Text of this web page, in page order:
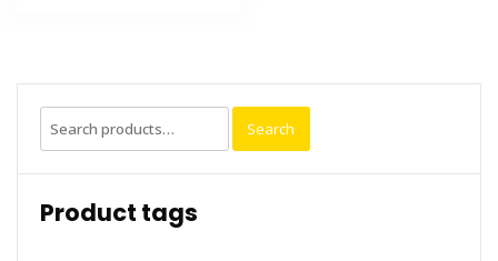
Search
for:
Search
Product tags